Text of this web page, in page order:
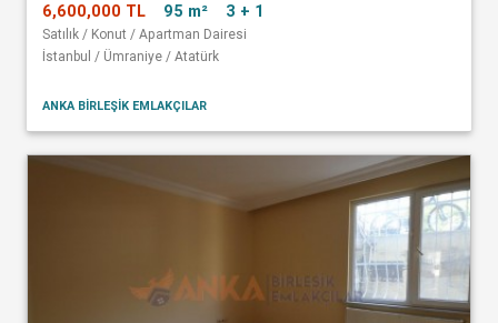
6,600,000 TL 95 m² 3 + 1
Satılık / Konut / Apartman Dairesi
İstanbul / Ümraniye / Atatürk
ANKA BİRLEŞİK EMLAKÇILAR